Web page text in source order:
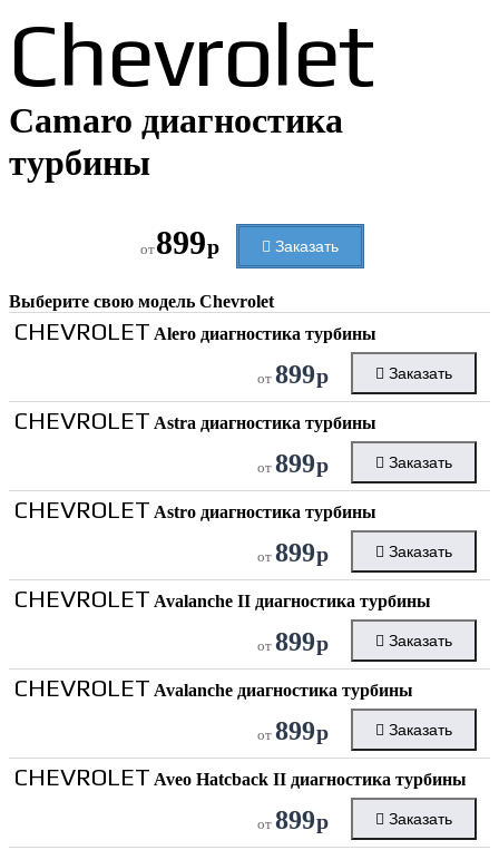
Chevrolet
Camaro диагностика
турбины
от899р Заказать
Выберите свою модель Chevrolet
CHEVROLET Alero диагностика турбины
от 899р Заказать
CHEVROLET Astra диагностика турбины
от 899р Заказать
CHEVROLET Astro диагностика турбины
от 899р Заказать
CHEVROLET Avalanche II диагностика турбины
от 899р Заказать
CHEVROLET Avalanche диагностика турбины
от 899р Заказать
CHEVROLET Aveo Hatcback II диагностика турбины
от 899р Заказать